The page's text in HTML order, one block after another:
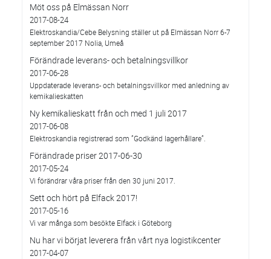
Möt oss på Elmässan Norr
2017-08-24
Elektroskandia/Cebe Belysning ställer ut på Elmässan Norr 6-7
september 2017 Nolia, Umeå
Förändrade leverans- och betalningsvillkor
2017-06-28
Uppdaterade leverans- och betalningsvillkor med anledning av
kemikalieskatten
Ny kemikalieskatt från och med 1 juli 2017
2017-06-08
Elektroskandia registrerad som ”Godkänd lagerhållare”.
Förändrade priser 2017-06-30
2017-05-24
Vi förändrar våra priser från den 30 juni 2017.
Sett och hört på Elfack 2017!
2017-05-16
Vi var många som besökte Elfack i Göteborg
Nu har vi börjat leverera från vårt nya logistikcenter
2017-04-07